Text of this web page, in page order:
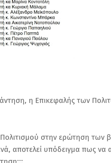
η Επικεφαλής των
στην ερώτηση των
αποτελεί υπόδειγμα πως να